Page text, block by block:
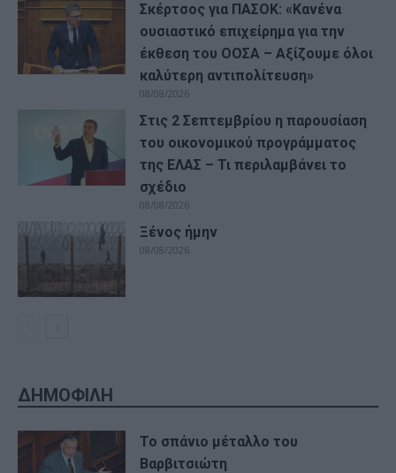
Σκέρτσος για ΠΑΣΟΚ: «Κανένα
ουσιαστικό επιχείρημα για την
έκθεση του ΟΟΣΑ – Αξίζουμε όλοι
καλύτερη αντιπολίτευση»
08/08/2026
Στις 2 Σεπτεμβρίου η παρουσίαση
του οικονομικού προγράμματος
της ΕΛΑΣ – Τι περιλαμβάνει το
σχέδιο
08/08/2026
Ξένος ήμην
08/08/2026
ΔΗΜΟΦΙΛΗ
Το σπάνιο μέταλλο του
Βαρβιτσιώτη